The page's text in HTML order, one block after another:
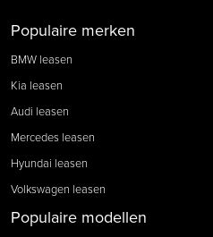
Populaire merken
BMW leasen
Kia leasen
Audi leasen
Mercedes leasen
Hyundai leasen
Volkswagen leasen
Populaire modellen